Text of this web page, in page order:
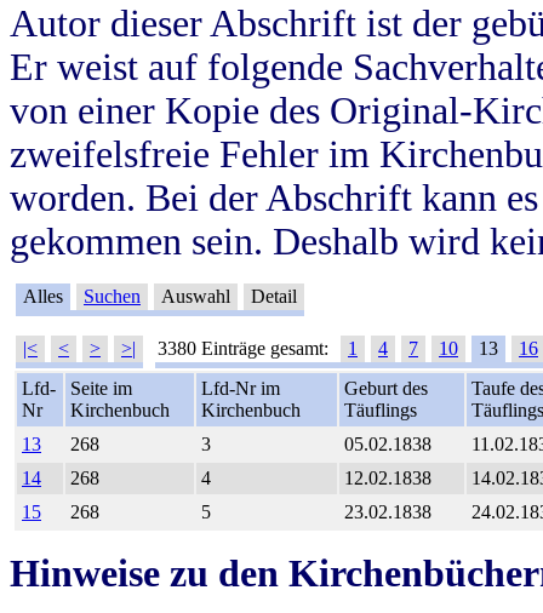
Autor dieser Abschrift ist der
Er weist auf folgende
von einer Kopie des Original-
zweifelsfreie Fehler im
worden. Bei der Abschrift kann
gekommen sein. Deshalb wird
Alles Suchen Auswahl Detail
|< < > >| 3380 Einträge gesamt: 1 4 7 10 13
16
Lfd-
Nr
Seite im
Kirchenbuch
Lfd-Nr im
Kirchenbuch
Geburt des
Täuflings
Taufe
Täuflings
13
268 3 05.02.1838
14
268 4 12.02.1838
15
268 5 23.02.1838
Hinweise zu den